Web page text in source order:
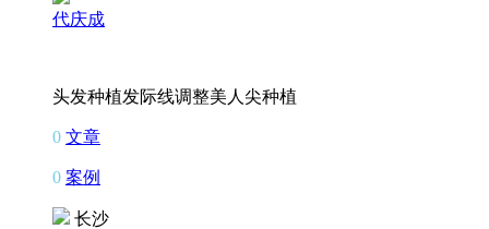
代庆成
头发种植发际线调整美人尖种植
0 文章
0 案例
长沙